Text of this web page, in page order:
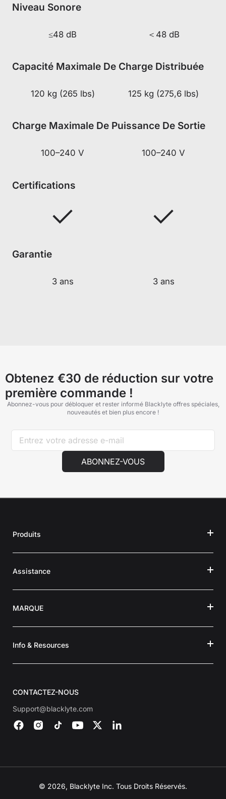
Niveau Sonore
≤48 dB ＜48 dB
Capacité Maximale De Charge Distribuée
120 kg (265 lbs) 125 kg (275,6 lbs)
Charge Maximale De Puissance De Sortie
100–240 V 100–240 V
Certifications
Garantie
3 ans 3 ans
Obtenez €30 de réduction sur votre
première commande !
Abonnez-vous pour débloquer et rester informé Blacklyte offres spéciales,
nouveautés et bien plus encore !
ABONNEZ-VOUS
Produits
Assistance
MARQUE
Info & Resources
CONTACTEZ-NOUS
Support@blacklyte.com
© 2026, Blacklyte Inc. Tous Droits Réservés.